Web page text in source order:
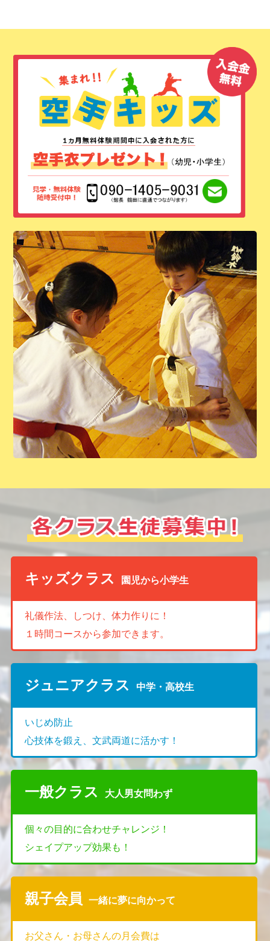
キッズクラス 園児から小学生
礼儀作法、しつけ、体力作りに！
１時間コースから参加できます。
ジュニアクラス 中学・高校生
いじめ防止
心技体を鍛え、文武両道に活かす！
一般クラス 大人男女問わず
個々の目的に合わせチャレンジ！
シェイプアップ効果も！
親子会員 一緒に夢に向かって
お父さん・お母さんの月会費は